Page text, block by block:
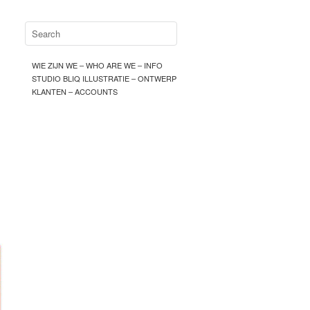
WIE ZIJN WE – WHO ARE WE – INFO
STUDIO BLIQ ILLUSTRATIE – ONTWERP
KLANTEN – ACCOUNTS